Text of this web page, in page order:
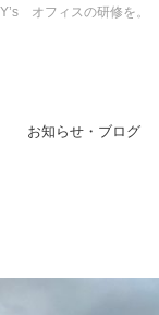
オフィスの研修を。
お知らせ・ブログ